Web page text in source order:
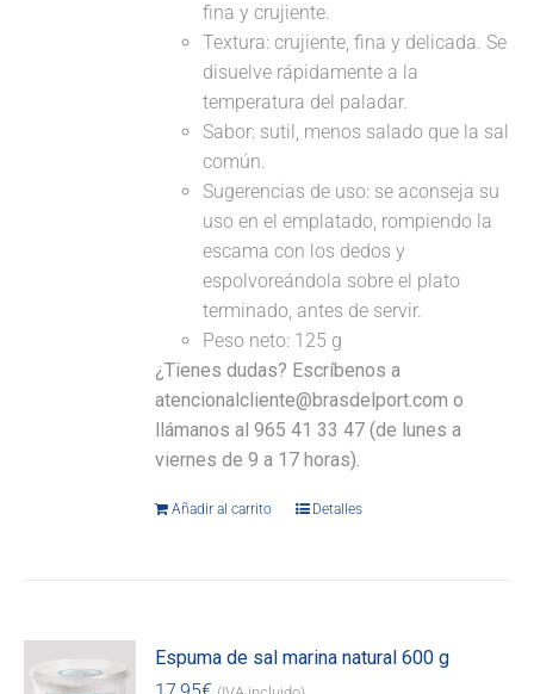
fina y crujiente.
Textura: crujiente, fina y delicada. Se
disuelve rápidamente a la
temperatura del paladar.
Sabor: sutil, menos salado que la sal
común.
Sugerencias de uso: se aconseja su
uso en el emplatado, rompiendo la
escama con los dedos y
espolvoreándola sobre el plato
terminado, antes de servir.
Peso neto: 125 g
¿Tienes dudas? Escríbenos a
atencionalcliente@brasdelport.com o
llámanos al 965 41 33 47 (de lunes a
viernes de 9 a 17 horas).
Añadir al carrito Detalles
Espuma de sal marina natural 600 g